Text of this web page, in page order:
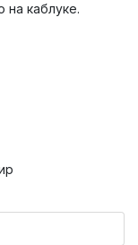
каблуке.